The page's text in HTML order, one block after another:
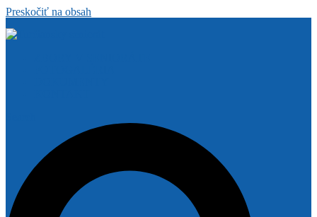
Preskočiť na obsah